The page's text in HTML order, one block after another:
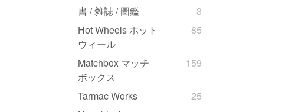
書 / 雜誌 / 圖鑑
3
Hot Wheels ホット
ウィール
85
Matchbox マッチ
ボックス
159
Tarmac Works
25